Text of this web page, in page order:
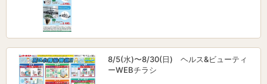
8/5(水)〜8/30(日) ヘルス&ビューティ
ーWEBチラシ